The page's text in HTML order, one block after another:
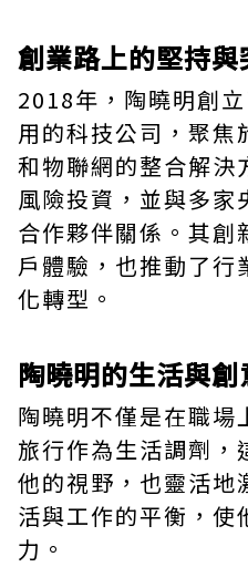
創業路上的堅持與
2018年，陶曉明創
用的科技公司，聚焦
和物聯網的整合解決
風險投資，並與多家
合作夥伴關係。其創
戶體驗，也推動了行
化轉型。
陶曉明的生活與
陶曉明不僅是在職場
旅行作為生活調劑，
他的視野，也靈活地
活與工作的平衡，使
力。